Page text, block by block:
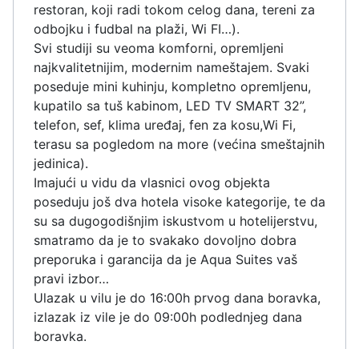
restoran, koji radi tokom celog dana, tereni za
odbojku i fudbal na plaži, Wi FI…).
Svi studiji su veoma komforni, opremljeni
najkvalitetnijim, modernim nameštajem. Svaki
poseduje mini kuhinju, kompletno opremljenu,
kupatilo sa tuš kabinom, LED TV SMART 32”,
telefon, sef, klima uređaj, fen za kosu,Wi Fi,
terasu sa pogledom na more (većina smeštajnih
jedinica).
Imajući u vidu da vlasnici ovog objekta
poseduju još dva hotela visoke kategorije, te da
su sa dugogodišnjim iskustvom u hotelijerstvu,
smatramo da je to svakako dovoljno dobra
preporuka i garancija da je Aqua Suites vaš
pravi izbor…
Ulazak u vilu je do 16:00h prvog dana boravka,
izlazak iz vile je do 09:00h podlednjeg dana
boravka.